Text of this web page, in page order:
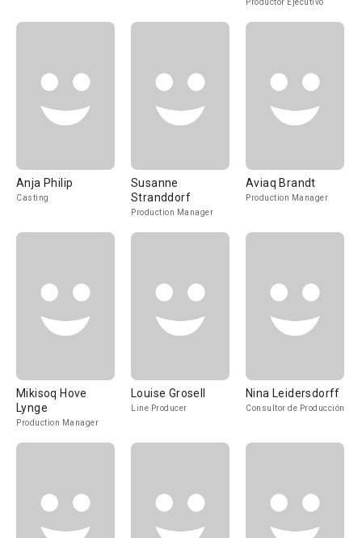
Productor Ejecutivo
Anja Philip
Casting
Susanne
Stranddorf
Production Manager
Aviaq Brandt
Production Manager
Mikisoq Hove
Lynge
Production Manager
Louise Grosell
Line Producer
Nina Leidersdorff
Consultor de Producción